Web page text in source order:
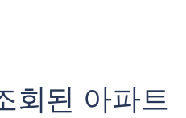
회된 아파트